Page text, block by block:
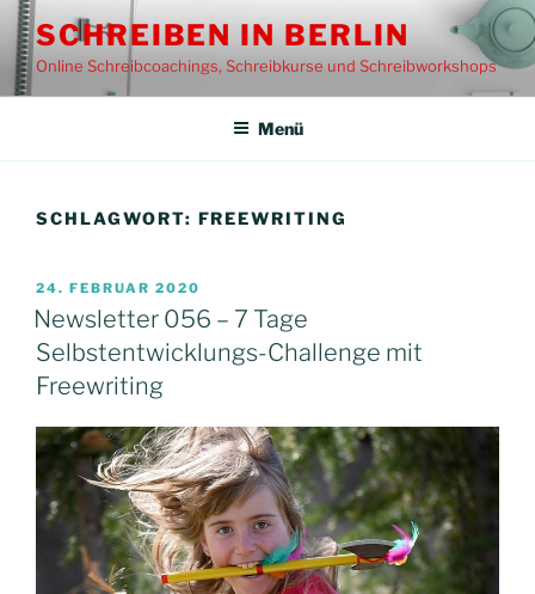
Zum
Inhalt
springen
SCHREIBEN IN BERLIN
Online Schreibcoachings, Schreibkurse und Schreibworkshops
Menü
SCHLAGWORT: FREEWRITING
VERÖFFENTLICHT
AM
24. FEBRUAR 2020
Newsletter 056 – 7 Tage
Selbstentwicklungs-Challenge mit
Freewriting